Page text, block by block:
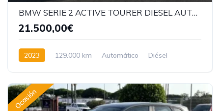
BMW SERIE 2 ACTIVE TOURER DIESEL AUTOMATICO
21.500,00€
2023 129.000 km Automático
Diésel
Ocasión